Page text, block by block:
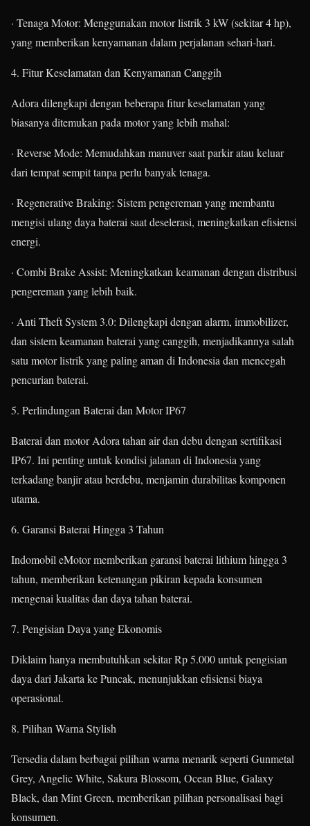
· Tenaga Motor: Menggunakan motor listrik 3 kW (sekitar 4 hp),
yang memberikan kenyamanan dalam perjalanan sehari-hari.
4. Fitur Keselamatan dan Kenyamanan Canggih
Adora dilengkapi dengan beberapa fitur keselamatan yang
biasanya ditemukan pada motor yang lebih mahal:
· Reverse Mode: Memudahkan manuver saat parkir atau keluar
dari tempat sempit tanpa perlu banyak tenaga.
· Regenerative Braking: Sistem pengereman yang membantu
mengisi ulang daya baterai saat deselerasi, meningkatkan efisiensi
energi.
· Combi Brake Assist: Meningkatkan keamanan dengan distribusi
pengereman yang lebih baik.
· Anti Theft System 3.0: Dilengkapi dengan alarm, immobilizer,
dan sistem keamanan baterai yang canggih, menjadikannya salah
satu motor listrik yang paling aman di Indonesia dan mencegah
pencurian baterai.
5. Perlindungan Baterai dan Motor IP67
Baterai dan motor Adora tahan air dan debu dengan sertifikasi
IP67. Ini penting untuk kondisi jalanan di Indonesia yang
terkadang banjir atau berdebu, menjamin durabilitas komponen
utama.
6. Garansi Baterai Hingga 3 Tahun
Indomobil eMotor memberikan garansi baterai lithium hingga 3
tahun, memberikan ketenangan pikiran kepada konsumen
mengenai kualitas dan daya tahan baterai.
7. Pengisian Daya yang Ekonomis
Diklaim hanya membutuhkan sekitar Rp 5.000 untuk pengisian
daya dari Jakarta ke Puncak, menunjukkan efisiensi biaya
operasional.
8. Pilihan Warna Stylish
Tersedia dalam berbagai pilihan warna menarik seperti Gunmetal
Grey, Angelic White, Sakura Blossom, Ocean Blue, Galaxy
Black, dan Mint Green, memberikan pilihan personalisasi bagi
konsumen.